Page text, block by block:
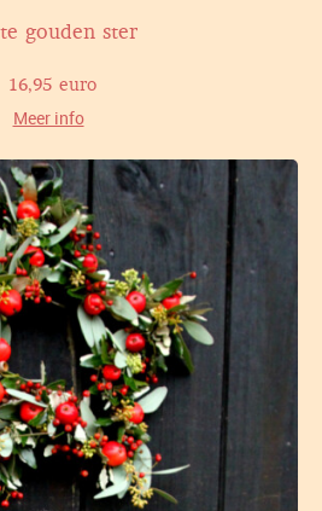
gouden ster
16,95 euro
Meer info